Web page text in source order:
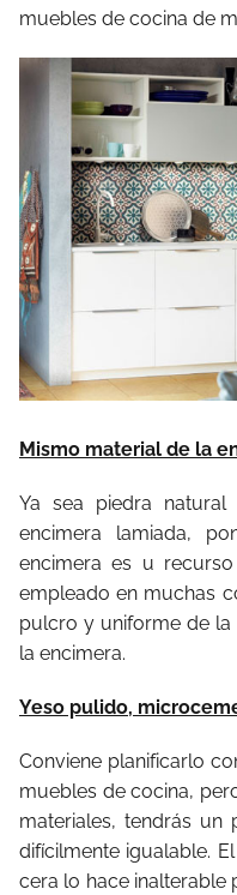
muebles de cocina de
Mismo material de la
Ya sea piedra
encimera lamiada,
encimera es u
empleado en muchas
pulcro y uniforme de la
la encimera.
Yeso pulido,
Conviene planificarlo
muebles de cocina,
materiales, tendrás un
difícilmente igualable.
cera lo hace inalterable